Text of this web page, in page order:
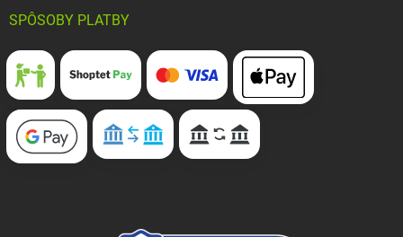
SPÔSOBY PLATBY